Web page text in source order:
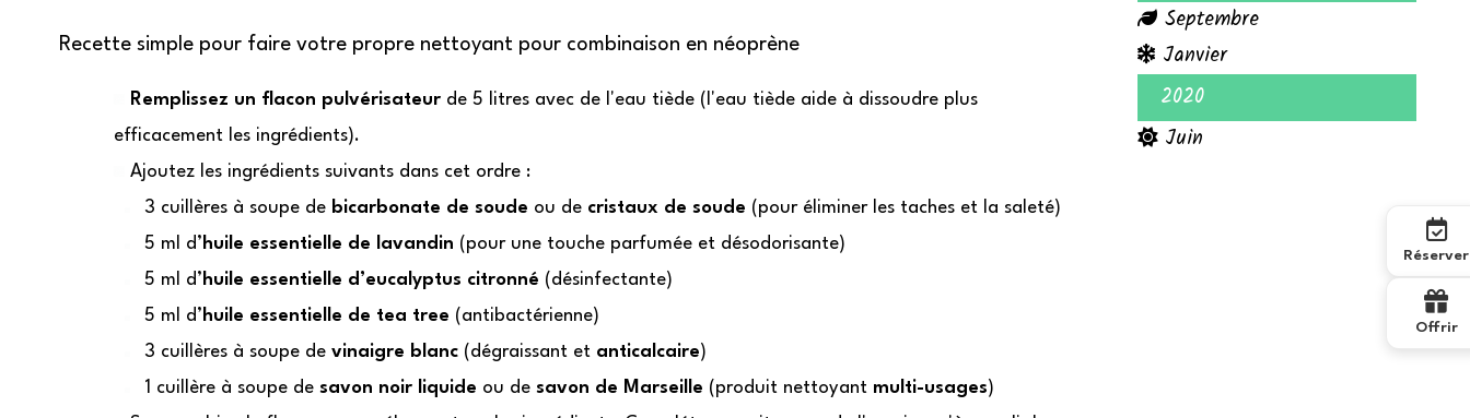
Recette simple pour faire votre propre nettoyant pour combinaison en néoprène
Remplissez un flacon pulvérisateurde 5 litres avec de l'eau tiède (l'eau tiède aide à dissoudre plus
efficacement les ingrédients).
Ajoutez les ingrédients suivants dans cet ordre :
3 cuillères à soupe de bicarbonate de soude ou de cristaux de soude (pour éliminer les taches et la saleté)
5 ml d’ huile essentielle de lavandin (pour une touche parfumée et désodorisante)
5 ml d’ huile essentielle d’eucalyptus citronné (désinfectante)
5 ml d’ huile essentielle de tea tree (antibactérienne)
3 cuillères à soupe de vinaigre blanc(dégraissant et anticalcaire)
1 cuillère à soupe de savon noir liquide ou de savon de Marseille (produit nettoyant multi-usages)
Septembre
Janvier
2020
Juin
Réserver
Offrir